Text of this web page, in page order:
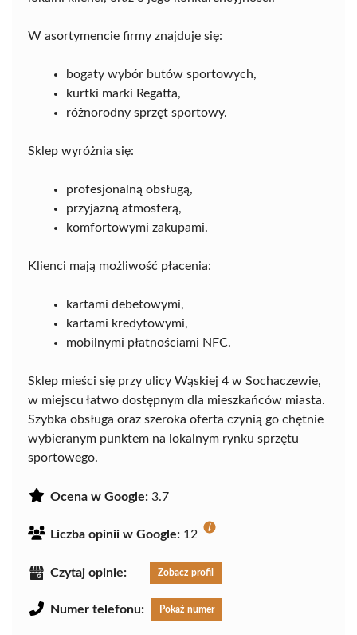
W asortymencie firmy znajduje się:
bogaty wybór butów sportowych,
kurtki marki Regatta,
różnorodny sprzęt sportowy.
Sklep wyróżnia się:
profesjonalną obsługą,
przyjazną atmosferą,
komfortowymi zakupami.
Klienci mają możliwość płacenia:
kartami debetowymi,
kartami kredytowymi,
mobilnymi płatnościami NFC.
Sklep mieści się przy ulicy Wąskiej 4 w Sochaczewie,
w miejscu łatwo dostępnym dla mieszkańców miasta.
Szybka obsługa oraz szeroka oferta czynią go chętnie
wybieranym punktem na lokalnym rynku sprzętu
sportowego.
Ocena w Google: 3.7
Liczba opinii w Google: 12
Czytaj opinie: Zobacz profil
Numer telefonu: Pokaż numer